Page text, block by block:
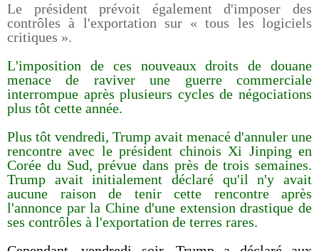
Le président prévoit également d'imposer des
contrôles à l'exportation sur « tous les logiciels
critiques ».
L'imposition de ces nouveaux droits de douane
menace de raviver une guerre commerciale
interrompue après plusieurs cycles de négociations
plus tôt cette année.
Plus tôt vendredi, Trump avait menacé d'annuler une
rencontre avec le président chinois Xi Jinping en
Corée du Sud, prévue dans près de trois semaines.
Trump avait initialement déclaré qu'il n'y avait
aucune raison de tenir cette rencontre après
l'annonce par la Chine d'une extension drastique de
ses contrôles à l'exportation de terres rares.